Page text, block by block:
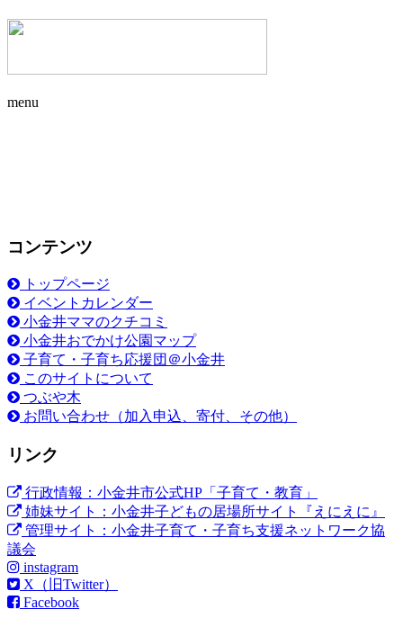
menu
コンテンツ
トップページ
イベントカレンダー
小金井ママのクチコミ
小金井おでかけ公園マップ
子育て・子育ち応援団＠小金井
このサイトについて
つぶや木
お問い合わせ（加入申込、寄付、その他）
リンク
行政情報：小金井市公式HP「子育て・教育」
姉妹サイト：小金井子どもの居場所サイト『えにえに』
管理サイト：小金井子育て・子育ち支援ネットワーク協
議会
instagram
X（旧Twitter）
Facebook